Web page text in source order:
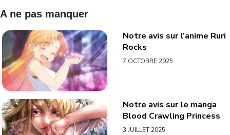
A ne pas manquer
Notre avis sur l’anime Ruri
Rocks
7 OCTOBRE 2025
Notre avis sur le manga
Blood Crawling Princess
3 JUILLET 2025